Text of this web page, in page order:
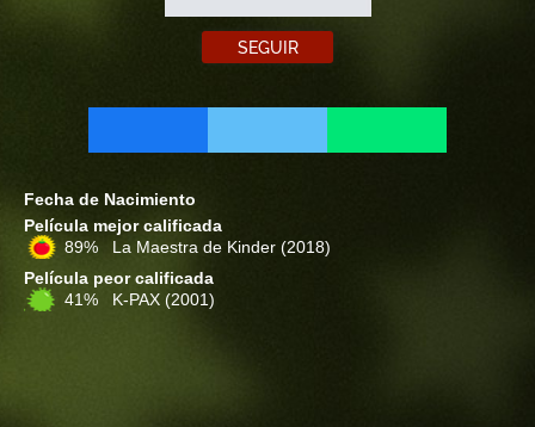
SEGUIR
Fecha de Nacimiento
Película mejor calificada
89% La Maestra de Kinder (2018)
Película peor calificada
41% K-PAX (2001)